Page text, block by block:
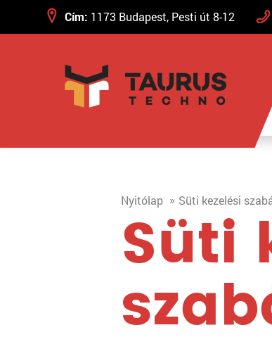
Cím: 1173 Budapest, Pesti út 8-12
Nyitólap Süti kezelési
Süti